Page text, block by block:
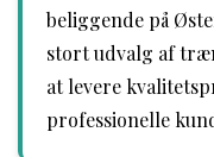
beliggende på
stort udvalg af
at levere
professionelle